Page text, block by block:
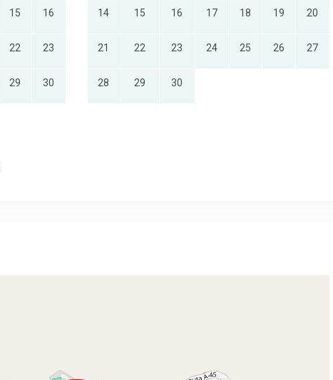
15 16
22 23
29 30
14 15 16 17 18 19 20
21 22 23 24 25 26 27
28 29 30